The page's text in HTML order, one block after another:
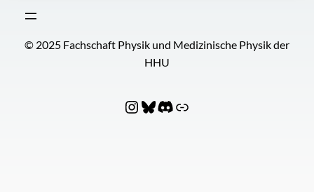
© 2025 Fachschaft Physik und Medizinische Physik der
HHU
Instagram Bluesky Discord Fachschaftenverbund PhyNIx